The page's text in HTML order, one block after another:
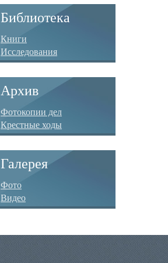
Библиотека
Книги
Исследования
Архив
Фотокопии дел
Крестные ходы
Галерея
Фото
Видео